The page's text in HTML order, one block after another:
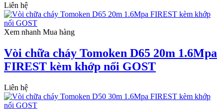
Liên hệ
Xem nhanh Mua hàng
Vòi chữa cháy Tomoken D65 20m 1.6Mpa
FIREST kèm khớp nối GOST
Liên hệ